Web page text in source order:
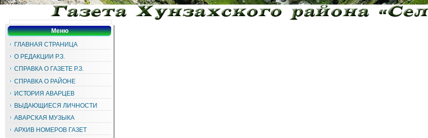
Меню
ГЛАВНАЯ СТРАНИЦА
О РЕДАКЦИИ Р.З.
СПРАВКА О ГАЗЕТЕ Р.З.
СПРАВКА О РАЙОНЕ
ИСТОРИЯ АВАРЦЕВ
ВЫДАЮЩИЕСЯ ЛИЧНОСТИ
АВАРСКАЯ МУЗЫКА
АРХИВ НОМЕРОВ ГАЗЕТ